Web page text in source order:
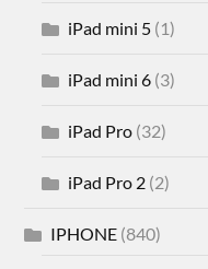
iPad mini 5 (1)
iPad mini 6 (3)
iPad Pro (32)
iPad Pro 2 (2)
IPHONE (840)